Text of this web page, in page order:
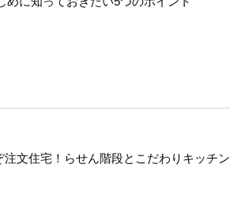
文住宅！らせん階段とこだわりキッチン